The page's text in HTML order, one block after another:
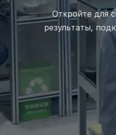
Откройте для
результаты,